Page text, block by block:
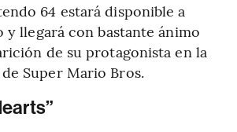
64 estará disponible a
y llegará con bastante ánimo
de su protagonista en la
Super Mario Bros.